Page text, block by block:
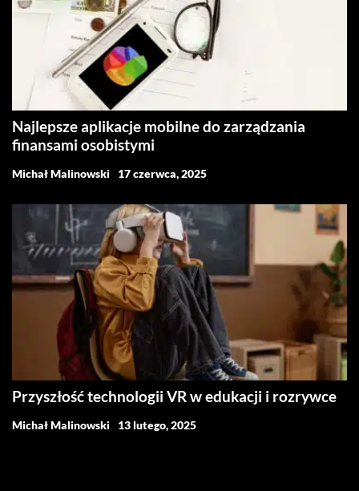
Najlepsze aplikacje mobilne do zarządzania
finansami osobistymi
Michał Malinowski 17 czerwca, 2025
Przyszłość technologii VR w edukacji i rozrywce
Michał Malinowski 13 lutego, 2025